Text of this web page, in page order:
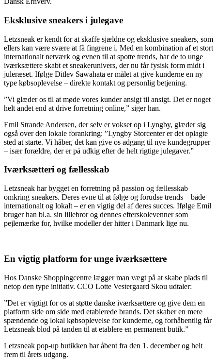
Eksklusive sneakers i julegave
Letzsneak er kendt for at skaffe sjældne og eksklusive sneakers, som
ellers kan være svære at få fingrene i. Med en kombination af et stort
internationalt netværk og evnen til at spotte trends, har de to unge
iværksættere skabt et sneakerunivers, der nu får fysisk form midt i
juleræset. Ifølge Ditlev Sawahata er målet at give kunderne en ny
type købsoplevelse – direkte kontakt og personlig betjening.
”Vi glæder os til at møde vores kunder ansigt til ansigt. Det er noget
helt andet end at drive forretning online,” siger han.
Emil Strande Andersen, der selv er vokset op i Lyngby, glæder sig
også over den lokale forankring: ”Lyngby Storcenter er det oplagte
sted at starte. Vi håber, det kan give os adgang til nye kundegrupper
– især forældre, der er på udkig efter de helt rigtige julegaver.”
Iværksætteri og fællesskab
Letzsneak har bygget en forretning på passion og fællesskab
omkring sneakers. Deres evne til at følge og forudse trends – både
internationalt og lokalt – er en vigtig del af deres succes. Ifølge Emil
bruger han bl.a. sin lillebror og dennes efterskolevenner som
pejlemærke for, hvilke modeller der hitter i Danmark lige nu.
En vigtig platform for unge iværksættere
Hos Danske Shoppingcentre lægger man vægt på at skabe plads til
netop den type initiativ. CCO Lotte Vestergaard Skou udtaler:
”Det er vigtigt for os at støtte danske iværksættere og give dem en
platform side om side med etablerede brands. Det skaber en mere
spændende og lokal købsoplevelse for kunderne, og forhåbentlig får
Letzsneak blod på tanden til at etablere en permanent butik.”
Letzsneak pop-up butikken har åbent fra den 1. december og helt
frem til årets udgang.